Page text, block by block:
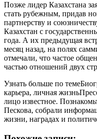
Позже лидер Казахстана
стать рубежным, придав
партнерству и
Казахстан с
года. А их предыдущая
месяц назад, на полях
отмечали, что частое
частью отношений двух
Узнать больше по
карьера, личная
лицо известное.
Пескова, собрали
жизни, наградах и